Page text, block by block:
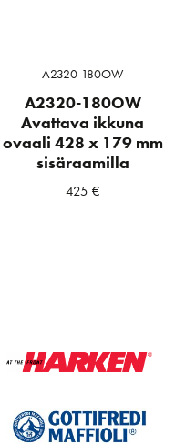
A2320-180OW
A2320-180OW
Avattava ikkuna
ovaali 428 x 179 mm
sisäraamilla
425 €